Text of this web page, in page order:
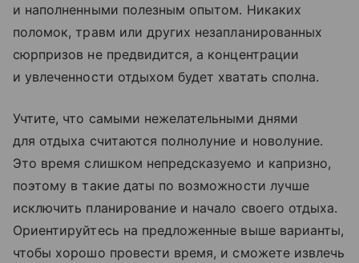
и наполненными полезным опытом. Никаких
поломок, травм или других незапланированных
сюрпризов не предвидится, а концентрации
и увлеченности отдыхом будет хватать сполна.
Учтите, что самыми нежелательными днями
для отдыха считаются полнолуние и новолуние.
Это время слишком непредсказуемо и капризно,
поэтому в такие даты по возможности лучше
исключить планирование и начало своего отдыха.
Ориентируйтесь на предложенные выше варианты,
чтобы хорошо провести время, и сможете извлечь